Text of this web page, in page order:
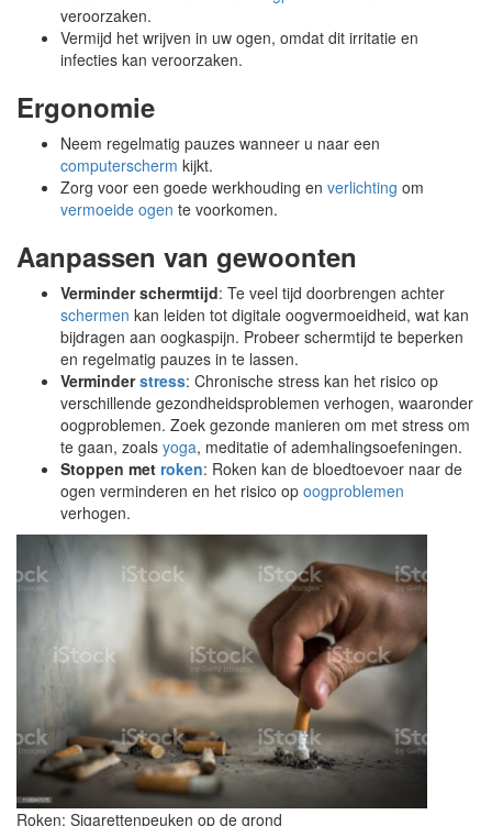
veroorzaken.
Vermijd het wrijven in uw ogen, omdat dit irritatie en
infecties kan veroorzaken.
Ergonomie
Neem regelmatig pauzes wanneer u naar een
computerscherm kijkt.
Zorg voor een goede werkhouding en verlichting om
vermoeide ogen te voorkomen.
Aanpassen van gewoonten
Verminder schermtijd: Te veel tijd doorbrengen achter
schermen kan leiden tot digitale oogvermoeidheid, wat kan
bijdragen aan oogkaspijn. Probeer schermtijd te beperken
en regelmatig pauzes in te lassen.
Verminderstress: Chronische stress kan het risico op
verschillende gezondheidsproblemen verhogen, waaronder
oogproblemen. Zoek gezonde manieren om met stress om
te gaan, zoals yoga, meditatie of ademhalingsoefeningen.
Stoppen met roken: Roken kan de bloedtoevoer naar de
ogen verminderen en het risico op oogproblemen
verhogen.
Roken: Sigarettenpeuken op de grond